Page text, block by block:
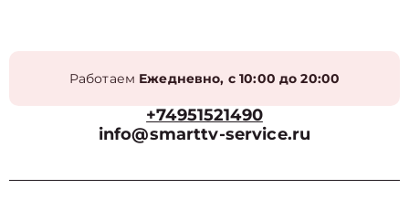
Работаем Ежедневно, с 10:00 до 20:00
+74951521490
info@smarttv-service.ru